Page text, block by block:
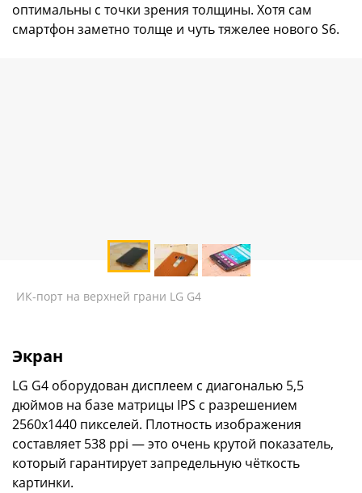
оптимальны с точки зрения толщины. Хотя сам
смартфон заметно толще и чуть тяжелее нового S6.
ИК-порт на верхней грани LG G4
Экран
LG G4 оборудован дисплеем с диагональю 5,5
дюймов на базе матрицы IPS с разрешением
2560x1440 пикселей. Плотность изображения
составляет 538 ppi — это очень крутой показатель,
который гарантирует запредельную чёткость
картинки.